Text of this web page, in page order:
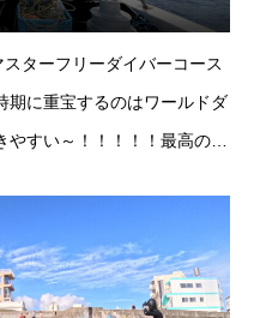
ターフリーダイバーコース
期に重宝するのはワールドダ
すい～！！！！！最高のス